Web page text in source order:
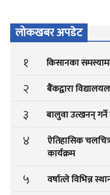
लोकखबर अपडेट
१ किसानका
२ बैंकद्वारा
३ बालुवा उत्खनन् गर्ने
४
ऐतिहासिक
कार्यक्रम
५ वर्षात्ले विभिन्न